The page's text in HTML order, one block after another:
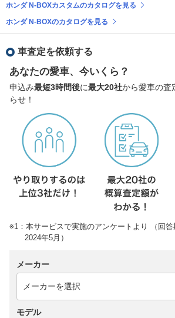
ホンダ N-BOXカスタムのカタログを見る
ホンダ N-BOXのカタログを見る
車査定を依頼する
あなたの愛車、今いくら？
申込み最短3時間後に最大20社から愛車の査
らせ！
※1：本サービスで実施のアンケートより （回
2024年5月）
メーカー
モデル